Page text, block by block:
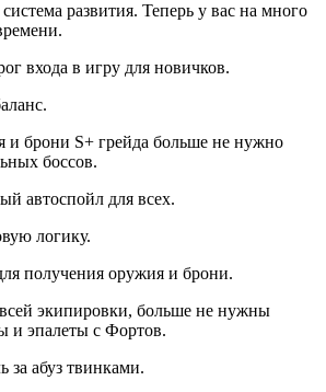
развития. Теперь у вас на много
входа в игру для новичков.
и брони S+ грейда больше не нужно
боссов.
автоспойл для всех.
логику.
получения оружия и брони.
экипировки, больше не нужны
и эпалеты с Фортов.
за абуз твинками.